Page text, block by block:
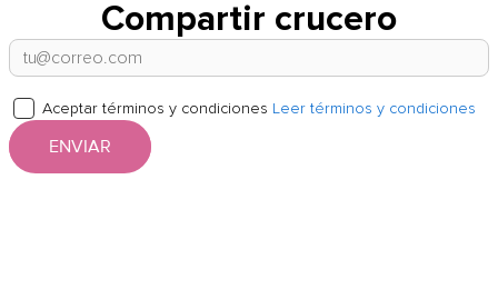
Compartir crucero
Aceptar términos y condiciones Leer términos y condiciones
ENVIAR